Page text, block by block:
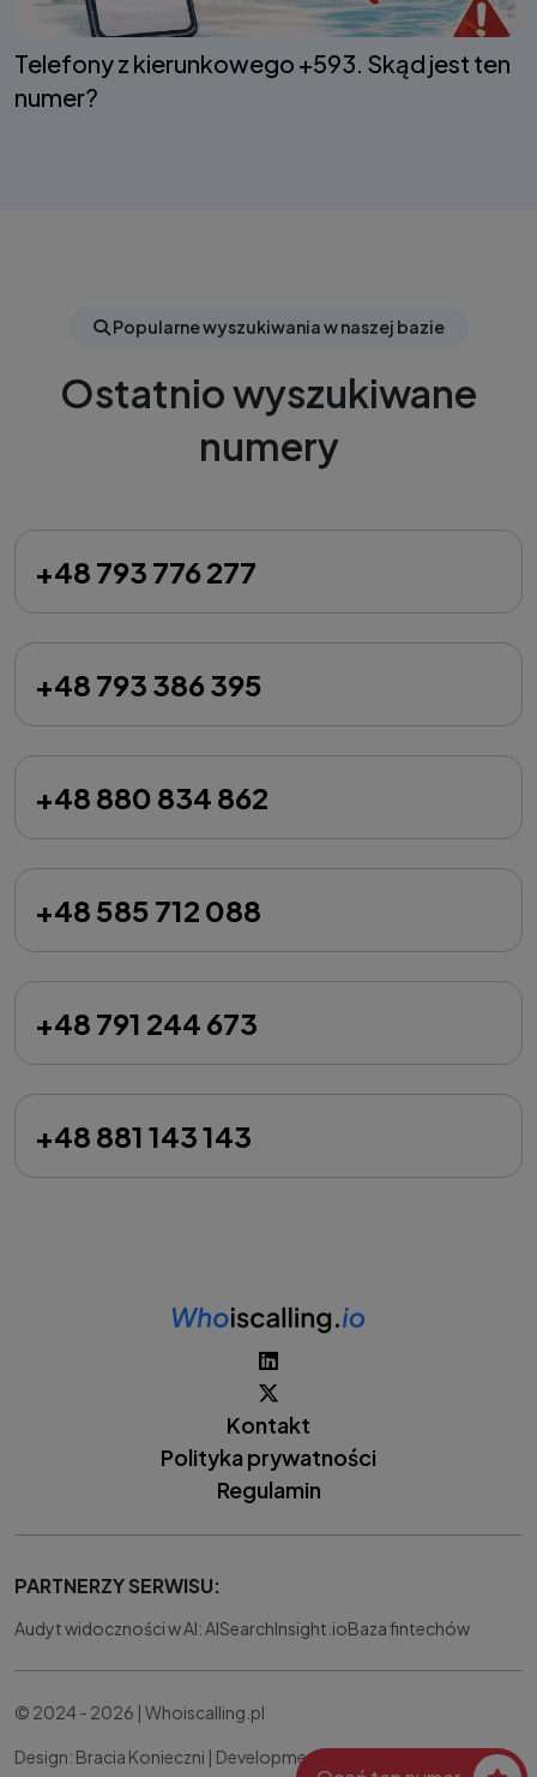
Telefony z kierunkowego +593. Skąd jest ten
numer?
Popularne wyszukiwania w naszej bazie
Ostatnio wyszukiwane
numery
+48 793 776 277
+48 793 386 395
+48 880 834 862
+48 585 712 088
+48 791 244 673
+48 881 143 143
Kontakt
Polityka prywatności
Regulamin
PARTNERZY SERWISU:
Audyt widoczności w AI: AISearchInsight.ioBaza fintechów
© 2024 - 2026 | Whoiscalling.pl
Design: Bracia Konieczni | Development: